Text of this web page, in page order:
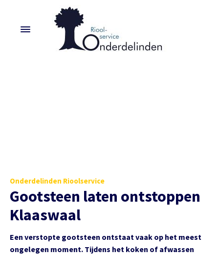
Onderdelinden Rioolservice
Gootsteen laten ontstoppen
Klaaswaal
Een verstopte gootsteen ontstaat vaak op het meest
ongelegen moment. Tijdens het koken of afwassen